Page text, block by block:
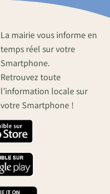
La mairie vous informe en
temps réel sur votre
Smartphone.
Retrouvez toute
l’information locale sur
votre Smartphone !